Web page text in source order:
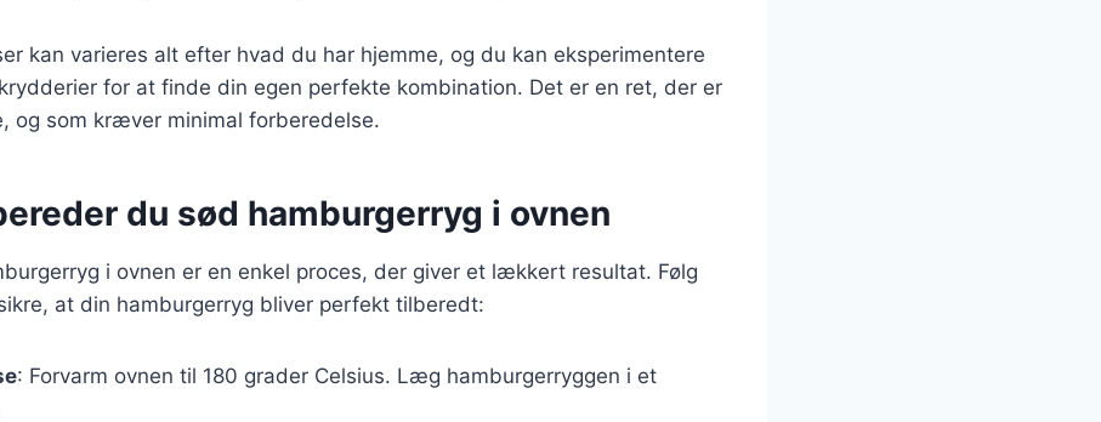
kan varieres alt efter hvad du har hjemme, og du kan eksperimentere
for at finde din egen perfekte kombination. Det er en ret, der er
og som kræver minimal forberedelse.
du sød hamburgerryg i ovnen
i ovnen er en enkel proces, der giver et lækkert resultat. Følg
at din hamburgerryg bliver perfekt tilberedt:
: Forvarm ovnen til 180 grader Celsius. Læg hamburgerryggen i et